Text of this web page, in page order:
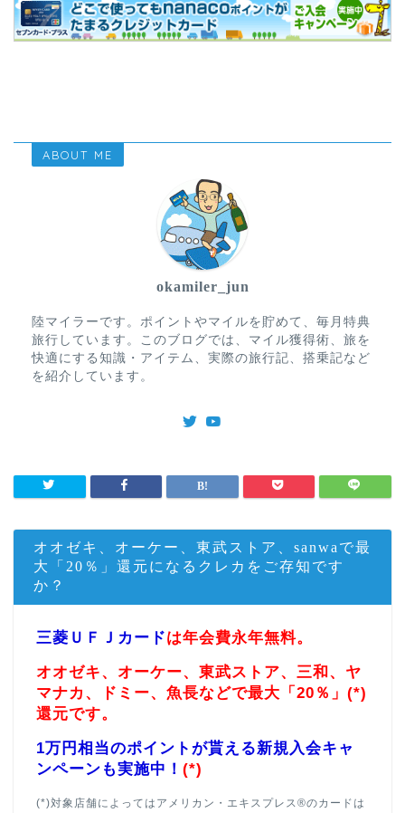
ABOUT ME
okamiler_jun
陸マイラーです。ポイントやマイルを貯めて、毎月特典
旅行しています。このブログでは、マイル獲得術、旅を
快適にする知識・アイテム、実際の旅行記、搭乗記など
を紹介しています。
オオゼキ、オーケー、東武ストア、sanwaで最
大「20％」還元になるクレカをご存知です
か？
三菱ＵＦＪカードは年会費永年無料。
オオゼキ、オーケー、東武ストア、三和、ヤ
マナカ、ドミー、魚長などで最大「20％」(*)
還元です。
1万円相当のポイントが貰える新規入会キャ
ンペーンも実施中！ (*)
(*)対象店舗によってはアメリカン・エキスプレス®のカードは